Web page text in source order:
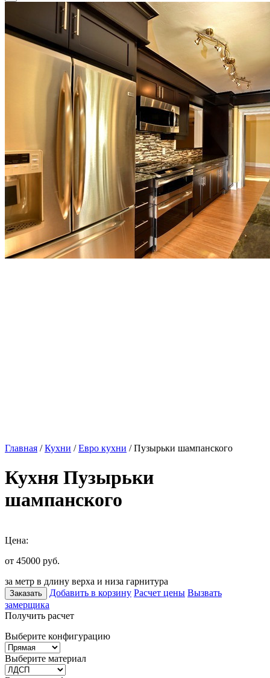
Главная /Кухни /Евро кухни / Пузырьки шампанского
Кухня Пузырьки
шампанского
Цена:
от 45000 руб.
за метр в длину верха и низа гарнитура
Заказать Добавить в корзину Расчет цены Вызвать
замерщика
Получить расчет
Выберите конфигурацию
Выберите материал